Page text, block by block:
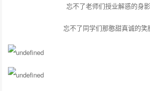
忘不了老师们授业解惑的身影
忘不了同学们那憨甜真诚的笑